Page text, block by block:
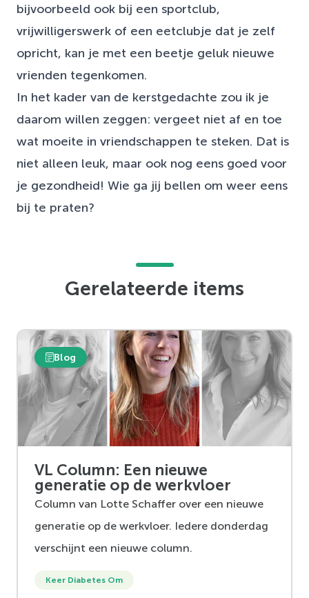
bijvoorbeeld ook bij een sportclub,
vrijwilligerswerk of een eetclubje dat je zelf
opricht, kan je met een beetje geluk nieuwe
vrienden tegenkomen.
In het kader van de kerstgedachte zou ik je
daarom willen zeggen: vergeet niet af en toe
wat moeite in vriendschappen te steken. Dat is
niet alleen leuk, maar ook nog eens goed voor
je gezondheid! Wie ga jij bellen om weer eens
bij te praten?
Gerelateerde items
Blog
VL Column: Een nieuwe
generatie op de werkvloer
Column van Lotte Schaffer over een nieuwe
generatie op de werkvloer. Iedere donderdag
verschijnt een nieuwe column.
Keer Diabetes Om